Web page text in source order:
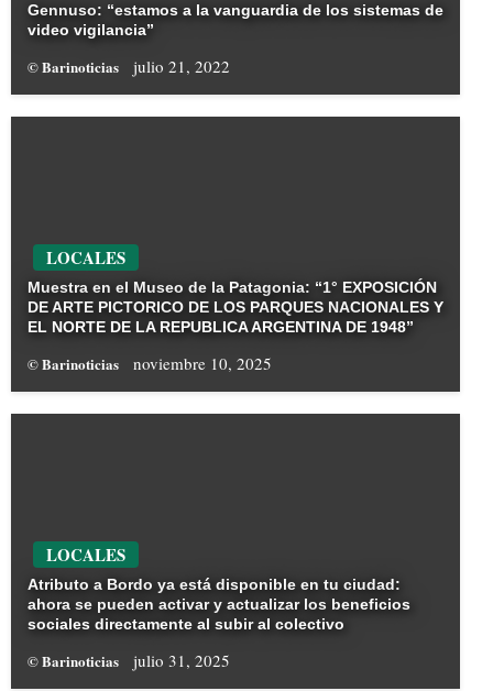
Gennuso: “estamos a la vanguardia de los sistemas de
video vigilancia”
© Barinoticias julio 21, 2022
LOCALES
Muestra en el Museo de la Patagonia: “1° EXPOSICIÓN
DE ARTE PICTORICO DE LOS PARQUES NACIONALES Y
EL NORTE DE LA REPUBLICA ARGENTINA DE 1948”
© Barinoticias noviembre 10, 2025
LOCALES
Atributo a Bordo ya está disponible en tu ciudad:
ahora se pueden activar y actualizar los beneficios
sociales directamente al subir al colectivo
© Barinoticias julio 31, 2025